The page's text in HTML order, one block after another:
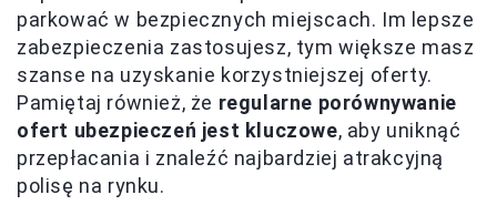
parkować w bezpiecznych miejscach. Im lepsze
zabezpieczenia zastosujesz, tym większe masz
szanse na uzyskanie korzystniejszej oferty.
Pamiętaj również, że regularne porównywanie
ofert ubezpieczeń jest kluczowe, aby uniknąć
przepłacania i znaleźć najbardziej atrakcyjną
polisę na rynku.